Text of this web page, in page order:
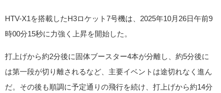
HTV-X1を搭載したH3ロケット7号機は、2025年10月26日午前9
時00分15秒に力強く上昇を開始した。
打上げから約2分後に固体ブースター4本が分離し、約5分後に
は第一段が切り離されるなど、主要イベントは途切れなく進ん
だ。その後も順調に予定通りの飛行を続け、打上げから約14分